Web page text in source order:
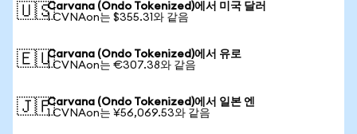
🇺🇸Carvana (Ondo Tokenized)에서 미국 달러
1 CVNAon는 $355.31와 같음
🇪🇺Carvana (Ondo Tokenized)에서 유로
1 CVNAon는 €307.38와 같음
🇯🇵Carvana (Ondo Tokenized)에서 일본 엔
1 CVNAon는 ¥56,069.53와 같음